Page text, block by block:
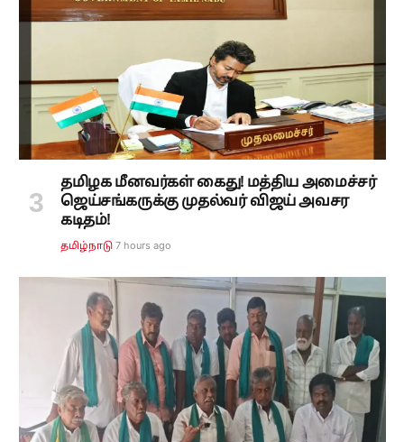
தமிழக மீனவர்கள் கைது! மத்திய அமைச்சர்
ஜெய்சங்கருக்கு முதல்வர் விஜய் அவசர
கடிதம்!
தமிழ்நாடு 7 hours ago